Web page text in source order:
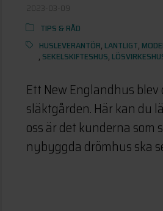
2023-03-09
TIPS & RÅD
HUSLEVERANTÖR, LANTLIGT,
, SEKELSKIFTESHUS,
Ett New Englandhus
släktgården. Här kan du
oss är det kunderna som
nybyggda drömhus ska